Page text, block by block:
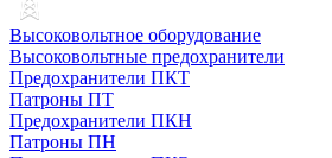
Высоковольтное оборудование
Высоковольтные предохранители
Предохранители ПКТ
Патроны ПТ
Предохранители ПКН
Патроны ПН